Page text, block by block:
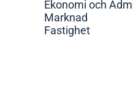
Ekonomi och
Marknad
Fastighet